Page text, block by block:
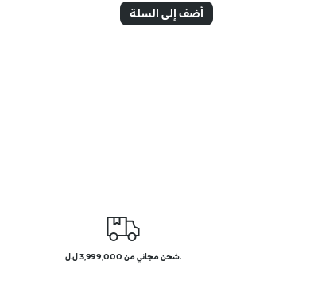
أضف إلى السلة
.شحن مجاني من 3,999,000 ل.ل